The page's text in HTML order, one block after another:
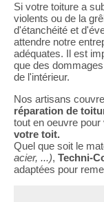
Si votre toiture a
violents ou de la
d'étanchéité et
attendre notre
adéquates. Il est
que des
de l'intérieur.
Nos artisans
réparation de
tout en oeuvre pour
votre toit.
Quel que soit le
acier, ...), Techni-
adaptées pour